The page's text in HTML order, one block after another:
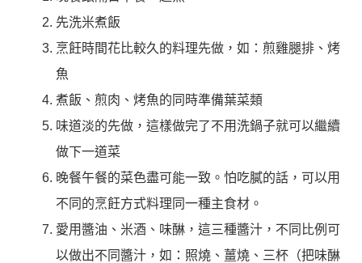
先洗米煮飯
烹飪時間花比較久的料理先做，如：煎雞腿排、烤
魚
煮飯、煎肉、烤魚的同時準備葉菜類
味道淡的先做，這樣做完了不用洗鍋子就可以繼續
做下一道菜
晚餐午餐的菜色盡可能一致。怕吃膩的話，可以用
不同的烹飪方式料理同一種主食材。
愛用醬油、米酒、味醂，這三種醬汁，不同比例可
以做出不同醬汁，如：照燒、薑燒、三杯（把味醂